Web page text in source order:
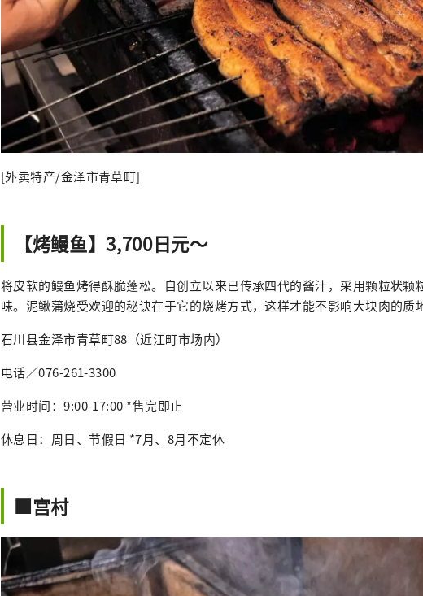
[外卖特产/金泽市青草町]
【烤鳗鱼】3,700日元～
将皮软的鳗鱼烤得酥脆蓬松。自创立以来已传承四代的酱汁，采用颗粒状颗
味。泥鳅蒲烧受欢迎的秘诀在于它的烧烤方式，这样才能不影响大块肉的质
石川县金泽市青草町88（近江町市场内）
电话／076-261-3300
营业时间：9:00-17:00 *售完即止
休息日：周日、节假日 *7月、8月不定休
■宫村